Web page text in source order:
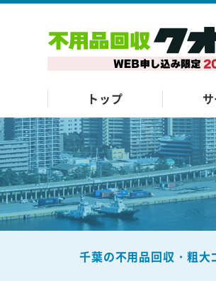
トップ
千葉の不用品回収・粗大